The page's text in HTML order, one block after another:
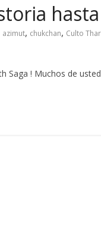
azimut, chukchan, Culto
Saga ! Muchos de